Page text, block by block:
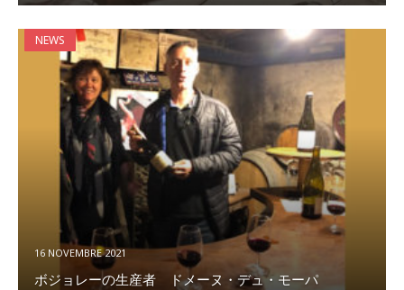
NEWS
16 NOVEMBRE 2021
ボジョレーの生産者 ドメーヌ・デュ・モーパ